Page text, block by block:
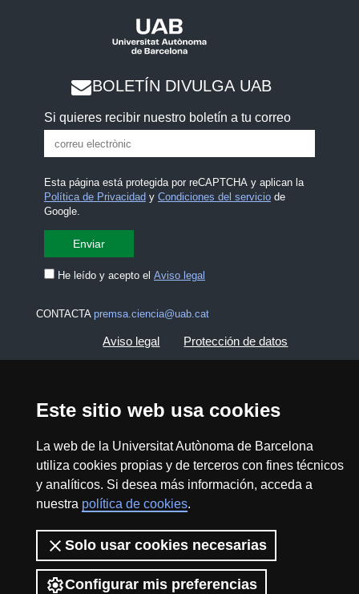
Este sitio web usa cookies
La web de la Universitat Autònoma de Barcelona
utiliza cookies propias y de terceros con fines técnicos
y analíticos. Si desea más información, acceda a
nuestra política de cookies.
Solo usar cookies necesarias
Configurar mis preferencias
BOLETÍN DIVULGA UAB
Si quieres recibir nuestro boletín a tu correo
Esta página está protegida por reCAPTCHA y aplican la
Política de Privacidad y Condiciones del serviciode
Google.
He leído y acepto el Aviso legal
CONTACTA premsa.ciencia@uab.cat
Aviso legal Protección de datos
Mapa del web UAB
2026 Divulga UAB - Commons Reconocimiento -
No Comercial (CC BY NC) - ISSN: 2014-6388
View low-bandwidth version